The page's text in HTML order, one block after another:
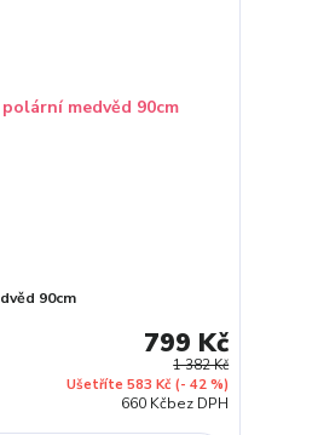
90cm
1 382 Kč
Ušetříte 583 Kč (- 42 %)
799 Kč
660 Kčbez DPH